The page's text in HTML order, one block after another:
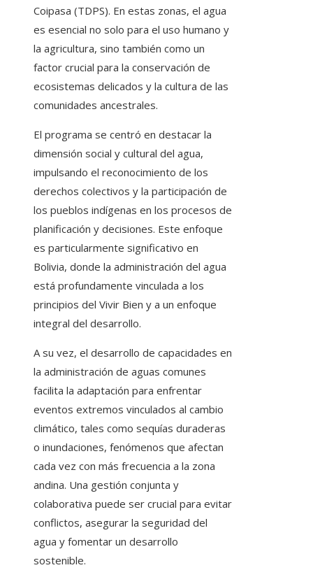
Coipasa (TDPS). En estas zonas, el agua
es esencial no solo para el uso humano y
la agricultura, sino también como un
factor crucial para la conservación de
ecosistemas delicados y la cultura de las
comunidades ancestrales.
El programa se centró en destacar la
dimensión social y cultural del agua,
impulsando el reconocimiento de los
derechos colectivos y la participación de
los pueblos indígenas en los procesos de
planificación y decisiones. Este enfoque
es particularmente significativo en
Bolivia, donde la administración del agua
está profundamente vinculada a los
principios del Vivir Bien y a un enfoque
integral del desarrollo.
A su vez, el desarrollo de capacidades en
la administración de aguas comunes
facilita la adaptación para enfrentar
eventos extremos vinculados al cambio
climático, tales como sequías duraderas
o inundaciones, fenómenos que afectan
cada vez con más frecuencia a la zona
andina. Una gestión conjunta y
colaborativa puede ser crucial para evitar
conflictos, asegurar la seguridad del
agua y fomentar un desarrollo
sostenible.